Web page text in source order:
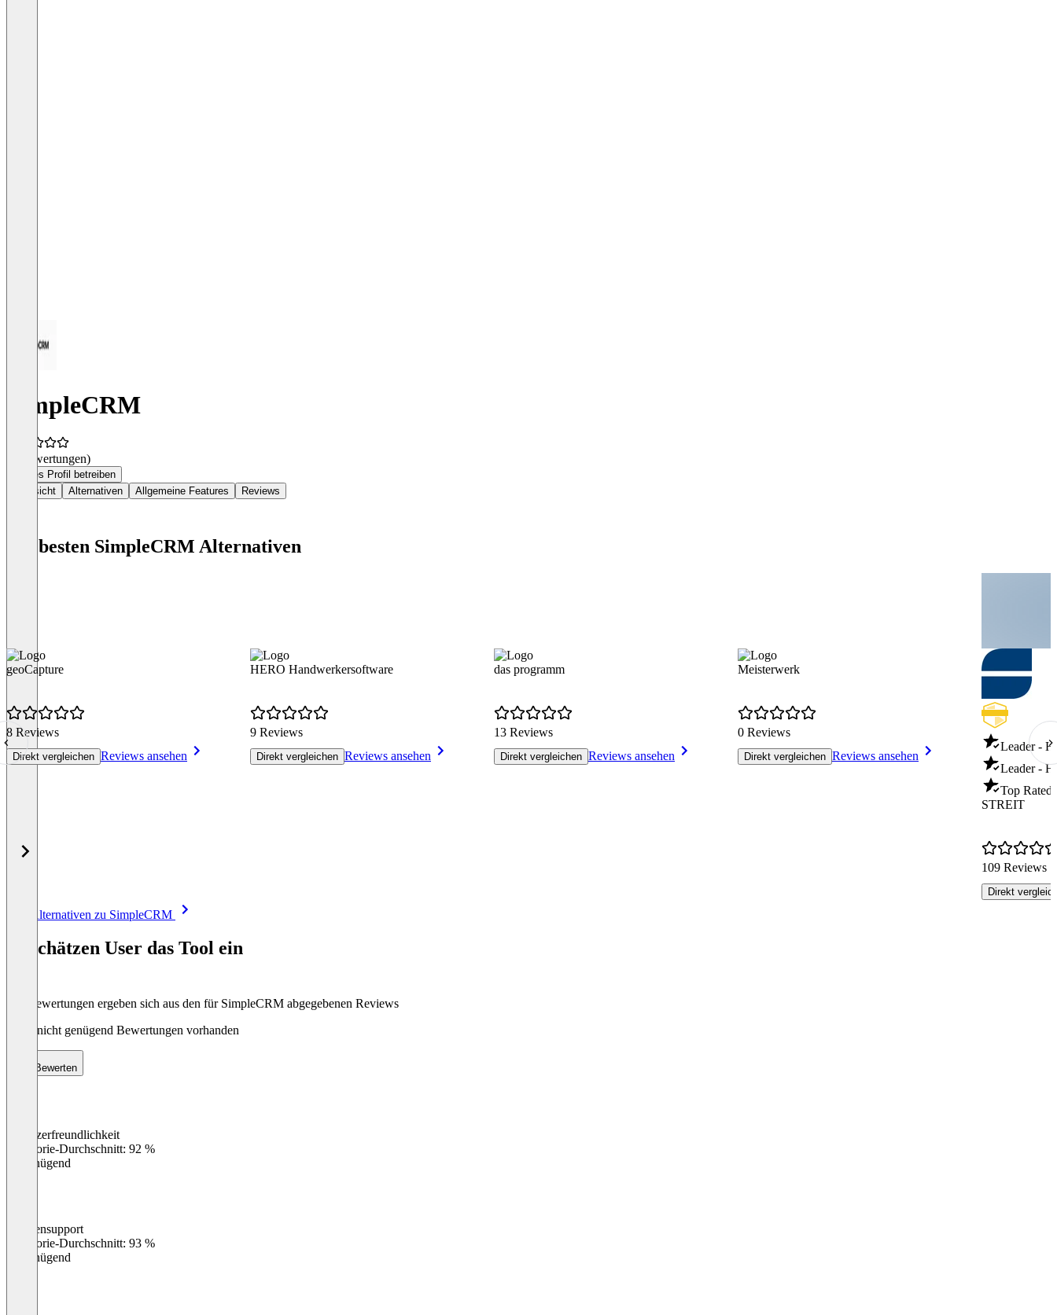
SimpleCRM
(0 Bewertungen)
Dieses Profil betreiben
Übersicht
Alternativen Allgemeine Features Reviews
Die besten SimpleCRM Alternativen
geoCapture
8 Reviews
Direkt vergleichen Reviews ansehen
HERO Handwerkersoftware
9 Reviews
Direkt vergleichen Reviews ansehen
das programm
13 Reviews
Direkt vergleichen Reviews ansehen
Meisterwerk
0 Reviews
Direkt vergleichen Reviews ansehen
Leader -
Leader -
Top Rated
STREIT
109 Reviews
Direkt
Alle Alternativen zu SimpleCRM
So schätzen User das Tool ein
Die Bewertungen ergeben sich aus den für SimpleCRM abgegebenen Reviews
Noch nicht genügend Bewertungen vorhanden
Bewerten
Benutzerfreundlichkeit
Kategorie-Durchschnitt: 92 %
Ungenügend
Kundensupport
Kategorie-Durchschnitt: 93 %
Ungenügend